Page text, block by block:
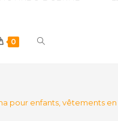
0 Toggle
pour enfants, vêtements